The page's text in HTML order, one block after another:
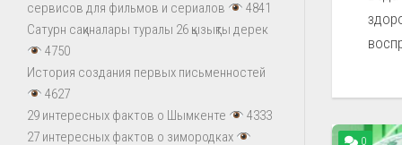
0
сервисов для фильмов и сериалов
4841
Сатурн сақиналары туралы 26 қызықты дерек
4750
История создания первых письменностей
4627
29 интересных фактов о Шымкенте
4333
27 интересных фактов о зимородках